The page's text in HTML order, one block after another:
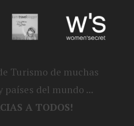
Turismo de muchas
países del mundo ...
A TODOS!